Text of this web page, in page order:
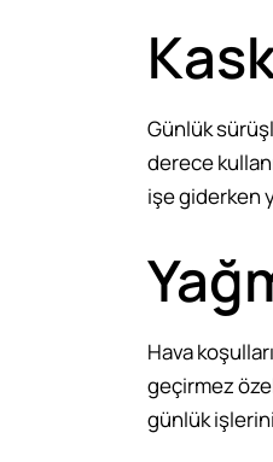
Günlük
derece
işe giderken
Hava
geçirmez
günlük